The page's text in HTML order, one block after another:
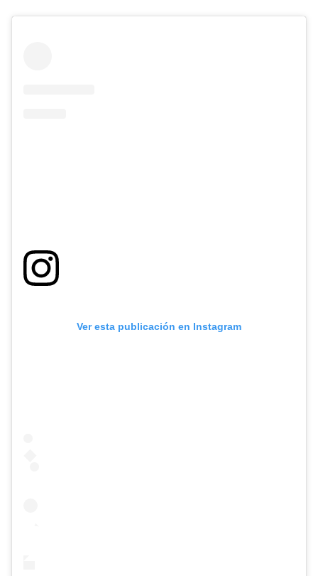
Ver esta publicación en Instagram